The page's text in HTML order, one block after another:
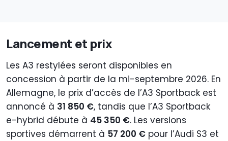
Lancement et prix
Les A3 restylées seront disponibles en
concession à partir de la mi-septembre 2026. En
Allemagne, le prix d’accès de l’A3 Sportback est
annoncé à 31 850 €, tandis que l’A3 Sportback
e-hybrid débute à 45 350 €. Les versions
sportives démarrent à 57 200 € pour l’Audi S3 et